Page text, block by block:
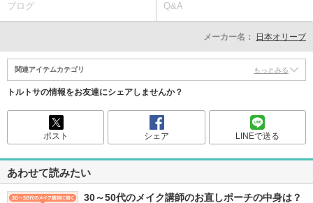
ブログ Q&A
メーカー名： 日本オリーブ
関連アイテムカテゴリ もっとみる
トルトサの情報をお友達にシェアしませんか？
ポスト シェア LINEで送る
あわせて読みたい
30～50代のメイク講師のお直しポーチの中身は？